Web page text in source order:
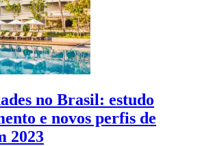
no Brasil: estudo
e novos perfis de
2023